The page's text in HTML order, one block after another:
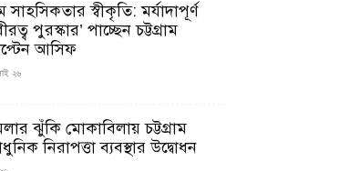
স্বীকৃতি: মর্যাদাপূর্ণ
পুরস্কার’ পাচ্ছেন চট্টগ্রাম
আসিফ
২৬
ঝুঁকি মোকাবিলায় চট্টগ্রাম
নিরাপত্তা ব্যবস্থার উদ্বোধন